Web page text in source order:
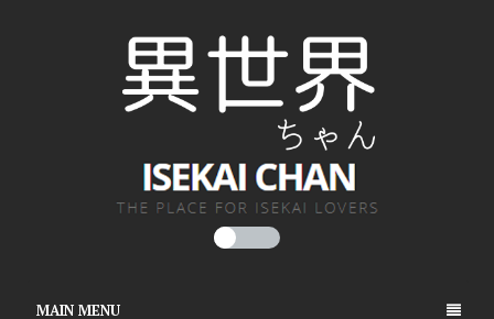
MAIN MENU